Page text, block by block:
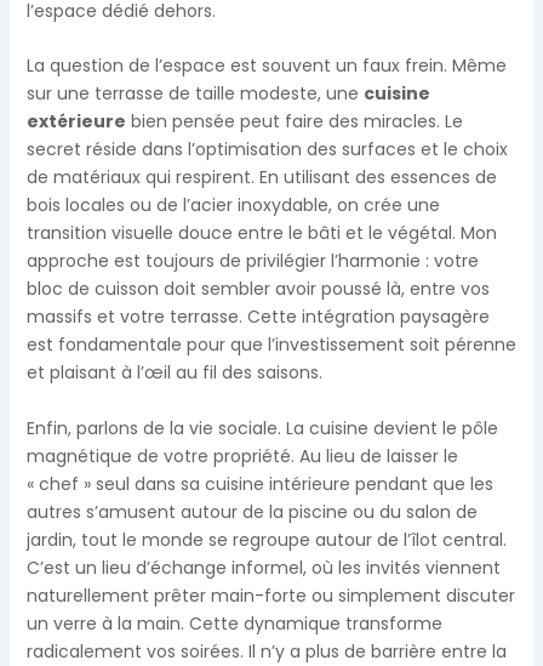
l’espace dédié dehors.
La question de l’espace est souvent un faux frein. Même
sur une terrasse de taille modeste, une cuisine
extérieure bien pensée peut faire des miracles. Le
secret réside dans l’optimisation des surfaces et le choix
de matériaux qui respirent. En utilisant des essences de
bois locales ou de l’acier inoxydable, on crée une
transition visuelle douce entre le bâti et le végétal. Mon
approche est toujours de privilégier l’harmonie : votre
bloc de cuisson doit sembler avoir poussé là, entre vos
massifs et votre terrasse. Cette intégration paysagère
est fondamentale pour que l’investissement soit pérenne
et plaisant à l’œil au fil des saisons.
Enfin, parlons de la vie sociale. La cuisine devient le pôle
magnétique de votre propriété. Au lieu de laisser le
« chef » seul dans sa cuisine intérieure pendant que les
autres s’amusent autour de la piscine ou du salon de
jardin, tout le monde se regroupe autour de l’îlot central.
C’est un lieu d’échange informel, où les invités viennent
naturellement prêter main-forte ou simplement discuter
un verre à la main. Cette dynamique transforme
radicalement vos soirées. Il n’y a plus de barrière entre la